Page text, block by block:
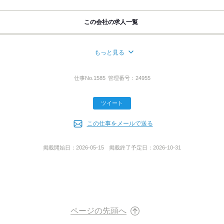
この会社の求人一覧
丁目3番6号 NBF名古屋広小路ビル5F
もっと見る
仕事No. 1585 管理番号： 24955
ツイート
この仕事をメールで送る
掲載開始日： 2026-05-15 掲載終了予定日： 2026-10-31
ページの先頭へ